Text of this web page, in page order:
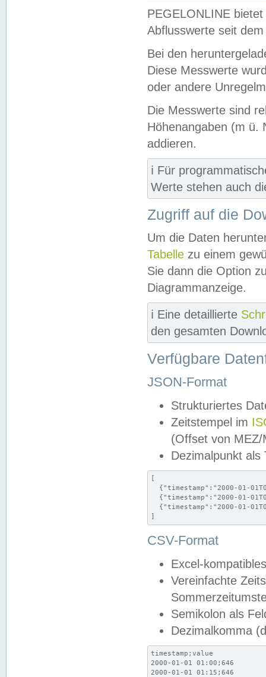
PEGELONLINE
Abflusswerte seit
Bei den
Diese Messwerte
oder andere
Die Messwerte sind
Höhenangaben (m ü.
addieren.
ℹ️ Für
Werte stehen auch
Zugriff auf die
Um die Daten
Tabelle zu einem
Sie dann die Option
Diagrammanzeige.
ℹ️ Eine detaillierte
den gesamten
Verfügbare
JSON-Format
Strukturiertes
Zeitstempel im
(Offset von MEZ/
Dezimalpunkt als
[
{"timestamp":"2000-01-
{"timestamp":"2000-01-
{"timestamp":"2000-01-
]
CSV-Format
Excel-
Vereinfachte
Semikolon als
Dezimalkomma
timestamp;value
2000-01-01 01:00;646
2000-01-01 01:15;646